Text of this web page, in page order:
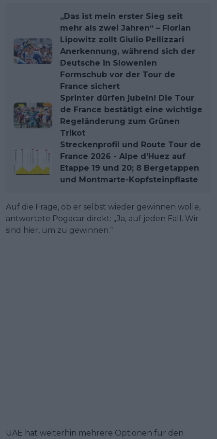
„Das ist mein erster Sieg seit
mehr als zwei Jahren“ – Florian
Lipowitz zollt Giulio Pellizzari
Anerkennung, während sich der
Deutsche in Slowenien
Formschub vor der Tour de
France sichert
Sprinter dürfen jubeln! Die Tour
de France bestätigt eine wichtige
Regeländerung zum Grünen
Trikot
Streckenprofil und Route Tour de
France 2026 - Alpe d'Huez auf
Etappe 19 und 20; 8 Bergetappen
und Montmarte-Kopfsteinpflaste
Auf die Frage, ob er selbst wieder gewinnen wolle,
antwortete Pogacar direkt: „Ja, auf jeden Fall. Wir
sind hier, um zu gewinnen.“
UAE hat weiterhin mehrere Optionen für den